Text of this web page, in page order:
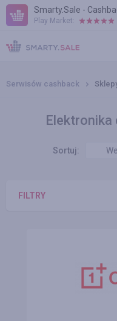
Smarty.Sale -
Play Market:
POMOC
WARUNKI
Serwisów cashback
Elektronika
Sortuj:
FILTRY